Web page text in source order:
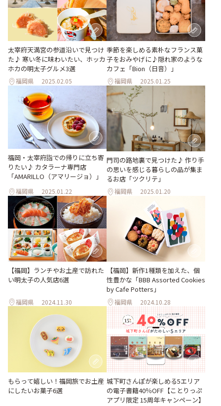
太宰府天満宮の参道沿いで見つけ
た♪ 寒い冬に味わいたい、ホッカ
ホカの明太子グルメ3選
福岡県 2025.02.05
季節を楽しめる素朴なフランス菓
子をおみやげに♪隠れ家のような
カフェ「Bion（日音）」
福岡県 2025.01.25
福岡・太宰府詣での帰りに立ち寄
りたい♪ カタラーナ専門店
「AMARILLO（アマリージョ）」
福岡県 2025.01.22
門司の路地裏で見つけた♪ 作り手
の思いを感じる暮らしの品が集ま
るお店「ツクリテ」
福岡県 2025.01.20
【福岡】ランチやお土産で訪れた
い明太子の人気店6選
福岡県 2024.11.30
【福岡】新作1種類を加えた、個
性豊かな「BBB Assorted Cookies
by Cafe Potters」
福岡県 2024.10.28
もらって嬉しい！福岡旅でお土産
にしたいお菓子6選
城下町さんぽが楽しめる5エリア
の電子書籍40％OFF【ことりっぷ
アプリ限定 15周年キャンペーン】